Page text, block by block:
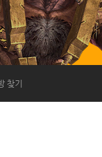
찾기
합보급센터